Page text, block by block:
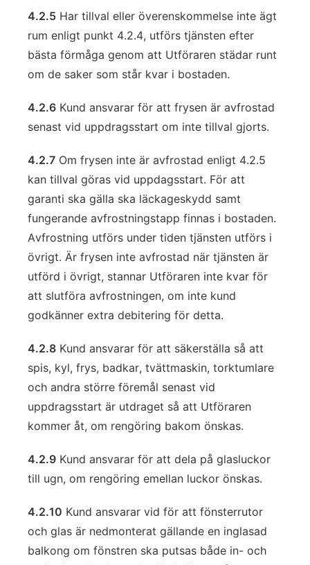
4.2.5 Har tillval eller överenskommelse inte ägt
rum enligt punkt 4.2.4, utförs tjänsten efter
bästa förmåga genom att Utföraren städar runt
om de saker som står kvar i bostaden.
4.2.6 Kund ansvarar för att frysen är avfrostad
senast vid uppdragsstart om inte tillval gjorts.
4.2.7 Om frysen inte är avfrostad enligt 4.2.5
kan tillval göras vid uppdagsstart. För att
garanti ska gälla ska läckageskydd samt
fungerande avfrostningstapp finnas i bostaden.
Avfrostning utförs under tiden tjänsten utförs i
övrigt. Är frysen inte avfrostad när tjänsten är
utförd i övrigt, stannar Utföraren inte kvar för
att slutföra avfrostningen, om inte kund
godkänner extra debitering för detta.
4.2.8 Kund ansvarar för att säkerställa så att
spis, kyl, frys, badkar, tvättmaskin, torktumlare
och andra större föremål senast vid
uppdragsstart är utdraget så att Utföraren
kommer åt, om rengöring bakom önskas.
4.2.9 Kund ansvarar för att dela på glasluckor
till ugn, om rengöring emellan luckor önskas.
4.2.10 Kund ansvarar vid för att fönsterrutor
och glas är nedmonterat gällande en inglasad
balkong om fönstren ska putsas både in- och